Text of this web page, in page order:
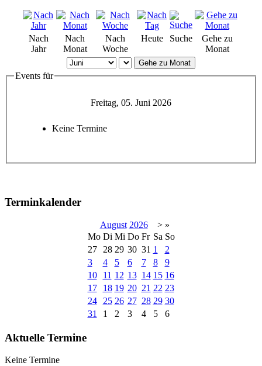
Nach
Jahr
Nach
Monat
Nach
Woche
Heute Suche
Gehe zu
Monat
Gehe zu Monat
Events für
Freitag, 05. Juni 2026
Keine Termine
Terminkalender
August 2026 > »
Mo Di Mi Do Fr Sa So
27
28 29 30 31 1
2
3
4 5 6 7 8
9
10
11 12 13 14 15 16
17
18 19 20 21 22 23
24
25 26 27 28 29 30
31
1 2 3 4 5 6
Aktuelle Termine
Keine Termine